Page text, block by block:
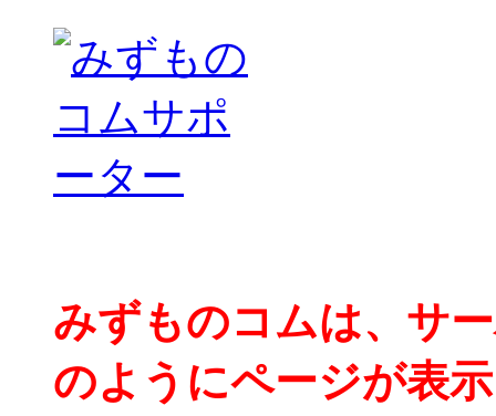
みずものコムは、サ
のようにページが表